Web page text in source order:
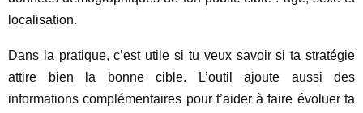
localisation.
Dans la pratique, c’est utile si tu veux savoir si ta stratégie
attire bien la bonne cible. L’outil ajoute aussi des
informations complémentaires pour t’aider à faire évoluer ta